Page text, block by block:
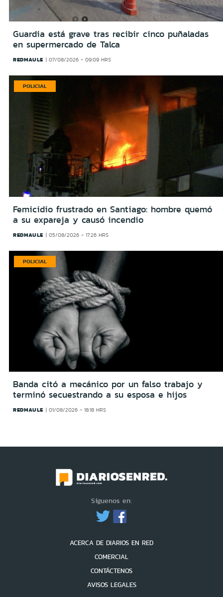
Guardia está grave tras recibir cinco puñaladas
en supermercado de Talca
REDMAULE 07/08/2026 - 09:09 HRS
POLICIAL
Femicidio frustrado en Santiago: hombre quemó
a su expareja y causó incendio
REDMAULE 05/08/2026 - 17:26 HRS
POLICIAL
Banda citó a mecánico por un falso trabajo y
terminó secuestrando a su esposa e hijos
REDMAULE 01/08/2026 - 18:18 HRS
Síguenos en:
ACERCA DE DIARIOS EN RED
COMERCIAL
CONTÁCTENOS
AVISOS LEGALES